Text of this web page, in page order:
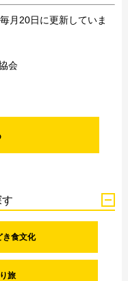
月20日に更新していま
会
き食文化
旅